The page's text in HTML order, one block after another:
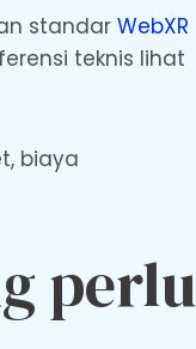
standar WebXR
teknis lihat
biaya
perlu